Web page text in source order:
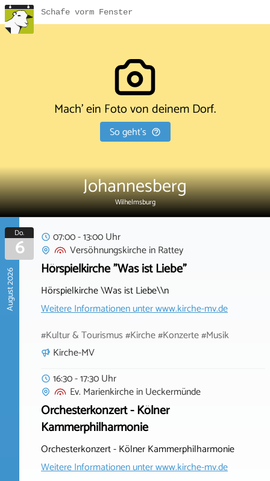
Schafe vorm Fenster
Mach' ein Foto von deinem Dorf.
So geht's
Johannesberg
Wilhelmsburg
August 2026
Do.
6
07:00 - 13:00 Uhr
VersöhnungskircheinRattey
Hörspielkirche "Was ist Liebe"
Hörspielkirche \Was ist Liebe\\n
Weitere Informationen unterwww.kirche-mv.de
#Kultur & Tourismus #Kirche #Konzerte #Musik
Kirche-MV
16:30 - 17:30 Uhr
Ev. MarienkircheinUeckermünde
Orchesterkonzert - Kölner
Kammerphilharmonie
Orchesterkonzert - Kölner Kammerphilharmonie
Weitere Informationen unterwww.kirche-mv.de